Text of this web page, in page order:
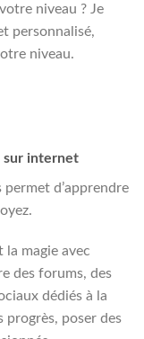
niveau ? Je
personnalisé,
niveau.
sur internet
d’apprendre
la magie avec
des forums, des
dédiés à la
progrès, poser des